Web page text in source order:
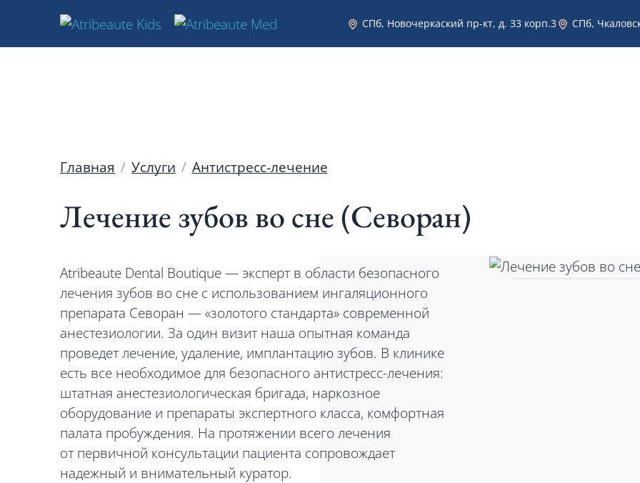
СПб, Новочеркаский пр-кт, д. 33 корп.3 СПб,
Главная Услуги Антистресс-лечение
Лечение зубов во сне (Севоран)
Atribeaute Dental Boutique — эксперт в области безопасного
лечения зубов во сне с использованием ингаляционного
препарата Севоран — «золотого стандарта» современной
анестезиологии. За один визит наша опытная команда
проведет лечение, удаление, имплантацию зубов. В клинике
есть все необходимое для безопасного антистресс-лечения:
штатная анестезиологическая бригада, наркозное
оборудование и препараты экспертного класса, комфортная
палата пробуждения. На протяжении всего лечения
от первичной консультации пациента сопровождает
надежный и внимательный куратор.